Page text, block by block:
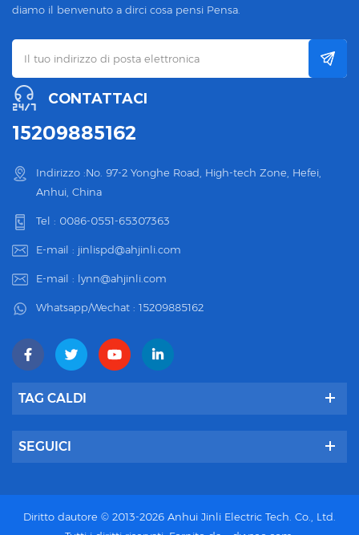
diamo il benvenuto a dirci cosa pensi Pensa.
CONTATTACI
15209885162
Indirizzo :No. 97-2 Yonghe Road, High-tech Zone, Hefei,
Anhui, China
Tel : 0086-0551-65307363
E-mail : jinlispd@ahjinli.com
E-mail : lynn@ahjinli.com
Whatsapp/Wechat : 15209885162
TAG CALDI
SEGUICI
Diritto dautore © 2013-2026 Anhui Jinli Electric Tech. Co., Ltd.